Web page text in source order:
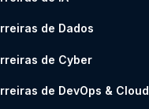
de Dados
de Cyber
de DevOps & Cloud